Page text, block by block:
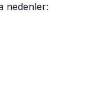
nedenler: